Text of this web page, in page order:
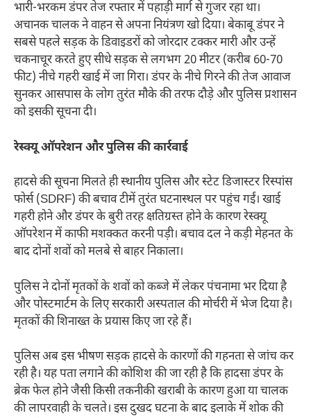
भारी-भरकम डंपर तेज रफ्तार में पहाड़ी मार्ग से गुजर रहा था।
अचानक चालक ने वाहन से अपना नियंत्रण खो दिया। बेकाबू डंपर ने
सबसे पहले सड़क के डिवाइडरों को जोरदार टक्कर मारी और उन्हें
चकनाचूर करते हुए सीधे सड़क से लगभग 20 मीटर (करीब 60-70
फीट) नीचे गहरी खाई में जा गिरा। डंपर के नीचे गिरने की तेज आवाज
सुनकर आसपास के लोग तुरंत मौके की तरफ दौड़े और पुलिस प्रशासन
को इसकी सूचना दी।
रेस्क्यू ऑपरेशन और पुलिस की कार्रवाई
हादसे की सूचना मिलते ही स्थानीय पुलिस और स्टेट डिजास्टर रिस्पांस
फोर्स (SDRF) की बचाव टीमें तुरंत घटनास्थल पर पहुंच गईं। खाई
गहरी होने और डंपर के बुरी तरह क्षतिग्रस्त होने के कारण रेस्क्यू
ऑपरेशन में काफी मशक्कत करनी पड़ी। बचाव दल ने कड़ी मेहनत के
बाद दोनों शवों को मलबे से बाहर निकाला।
पुलिस ने दोनों मृतकों के शवों को कब्जे में लेकर पंचनामा भर दिया है
और पोस्टमार्टम के लिए सरकारी अस्पताल की मोर्चरी में भेज दिया है।
मृतकों की शिनाख्त के प्रयास किए जा रहे हैं।
पुलिस अब इस भीषण सड़क हादसे के कारणों की गहनता से जांच कर
रही है। यह पता लगाने की कोशिश की जा रही है कि हादसा डंपर के
ब्रेक फेल होने जैसी किसी तकनीकी खराबी के कारण हुआ या चालक
की लापरवाही के चलते। इस दुखद घटना के बाद इलाके में शोक की